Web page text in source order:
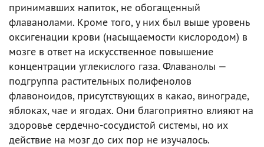
принимавших напиток, не обогащенный
флаванолами. Кроме того, у них был выше уровень
оксигенации крови (насыщаемости кислородом) в
мозге в ответ на искусственное повышение
концентрации углекислого газа. Флаванолы —
подгруппа растительных полифенолов
флавоноидов, присутствующих в какао, винограде,
яблоках, чае и ягодах. Они благоприятно влияют на
здоровье сердечно-сосудистой системы, но их
действие на мозг до сих пор не изучалось.